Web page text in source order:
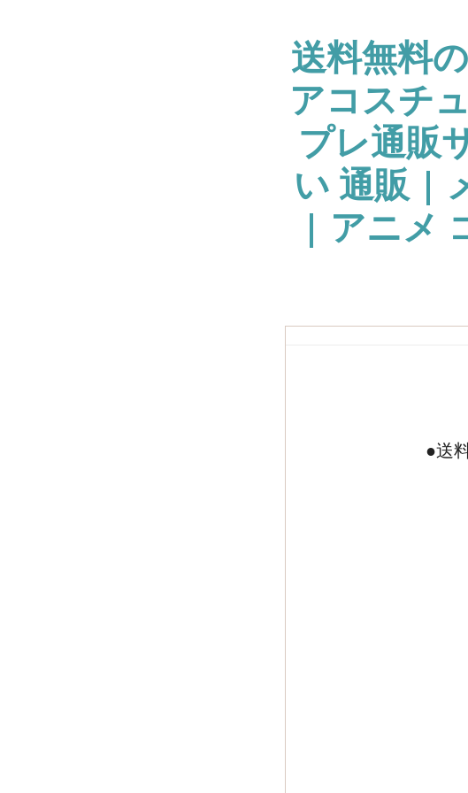
送料無料
アコスチ
プレ通販
い 通販 |
| アニメ
●送